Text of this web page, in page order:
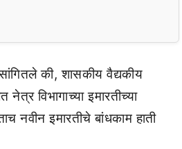
की, शासकीय वैद्यकीय
नेत्र विभागाच्या इमारतीच्या
इमारतीचे बांधकाम हाती